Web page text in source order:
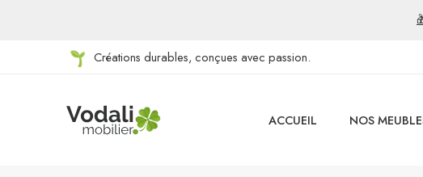
Créations durables, conçues avec passion.
ACCUEIL NOS